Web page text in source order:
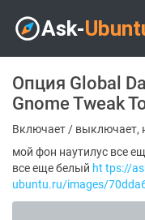
Опция Global
Gnome Tweak
Включает / выключает,
мой фон наутилус все
все еще белый ht tps://
ubuntu.ru/images/